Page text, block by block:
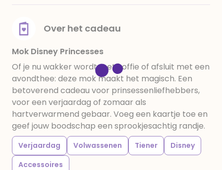
Over het cadeau
Mok Disney Princesses
Of je nu wakker wordt met koffie of afsluit met een
avondthee: deze mok maakt het magisch. Een
betoverend cadeau voor prinsessenliefhebbers,
voor een verjaardag of zomaar als
hartverwarmend gebaar. Voeg een kaartje toe en
geef jouw boodschap een sprookjesachtig randje.
Verjaardag Volwassenen Tiener
Disney
Accessoires